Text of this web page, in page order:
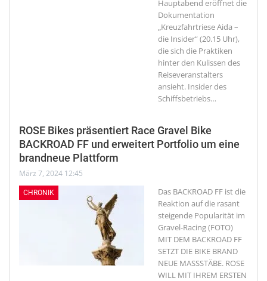
Hauptabend eröffnet die
Dokumentation
„Kreuzfahrtriese Aida –
die Insider“ (20.15 Uhr),
die sich die Praktiken
hinter den Kulissen des
Reiseveranstalters
ansieht. Insider des
Schiffsbetriebs…
ROSE Bikes präsentiert Race Gravel Bike
BACKROAD FF und erweitert Portfolio um eine
brandneue Plattform
März 7, 2024 12:45
CHRONIK
Das BACKROAD FF ist die
Reaktion auf die rasant
steigende Popularität im
Gravel-Racing (FOTO)
MIT DEM BACKROAD FF
SETZT DIE BIKE BRAND
NEUE MASSSTÄBE. ROSE
WILL MIT IHREM ERSTEN